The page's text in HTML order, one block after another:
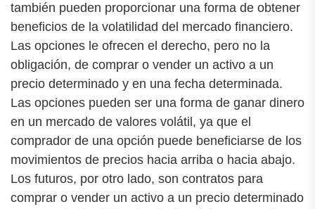
también pueden proporcionar una forma de obtener
beneficios de la volatilidad del mercado financiero.
Las opciones le ofrecen el derecho, pero no la
obligación, de comprar o vender un activo a un
precio determinado y en una fecha determinada.
Las opciones pueden ser una forma de ganar dinero
en un mercado de valores volátil, ya que el
comprador de una opción puede beneficiarse de los
movimientos de precios hacia arriba o hacia abajo.
Los futuros, por otro lado, son contratos para
comprar o vender un activo a un precio determinado